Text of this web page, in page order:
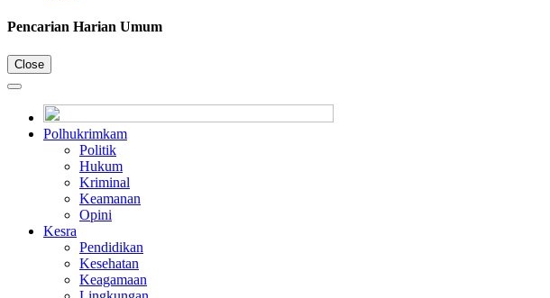
Pencarian Harian Umum
Close
Polhukrimkam
Politik
Hukum
Kriminal
Keamanan
Opini
Kesra
Pendidikan
Kesehatan
Keagamaan